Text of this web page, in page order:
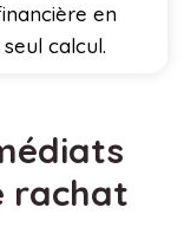
en
calcul.
rachat